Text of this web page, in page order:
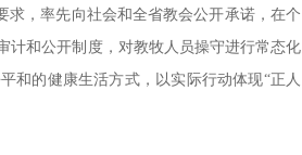
求，率先向社会和全省教会公开承诺，在个
计和公开制度，对教牧人员操守进行常态化
和的健康生活方式，以实际行动体现“正人